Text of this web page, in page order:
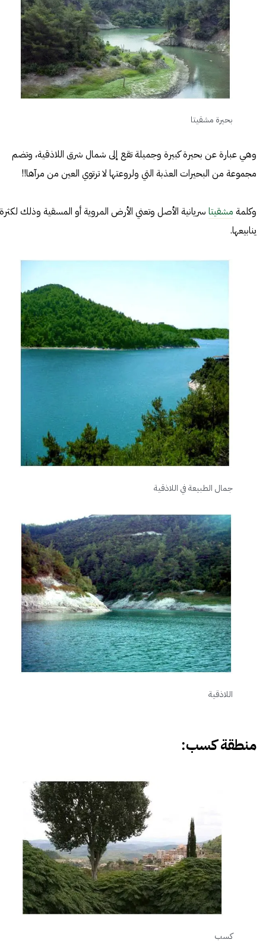
بحيرة مشقيتا
وهي عبارة عن بحيرة كبيرة وجميلة تقع إلى شمال شرق اللاذقية، وتضم
مجموعة من البحيرات العذبة التي ولروعتها لا ترتوي العين من مرآها!!
وكلمة مشقيتا سريانية الأصل وتعني الأرض المروية أو المسقية وذلك لكثرة
ينابيعها.
جمال الطبيعة في اللاذقية
اللاذقية
منطقة كسب:
كسب